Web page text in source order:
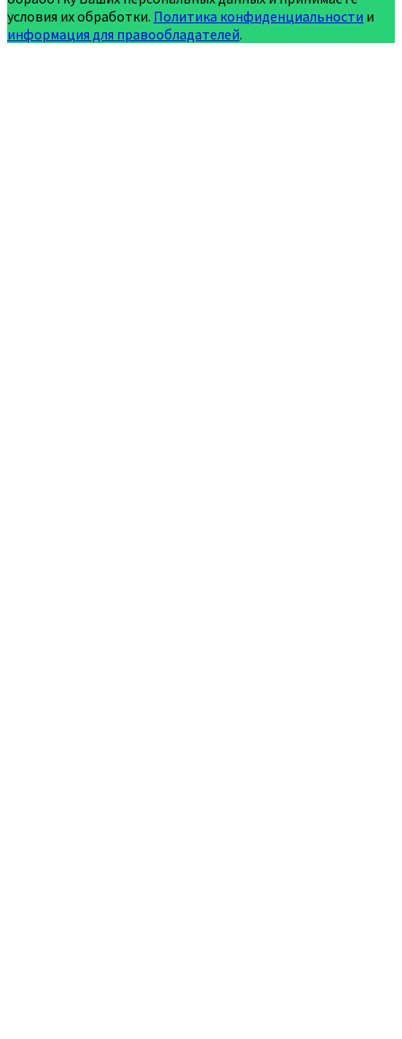
условия их обработки. Политика конфиденциальности и
информация для правообладателей.